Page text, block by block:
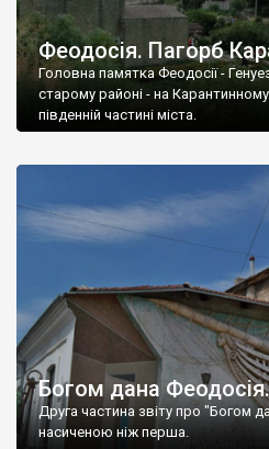
Феодосія. Пагорб
Головна памятка Феодосії -
старому районі - на
південній частині міста.
Богом дана
Друга частина звіту про "Богом
насиченою ніж перша.